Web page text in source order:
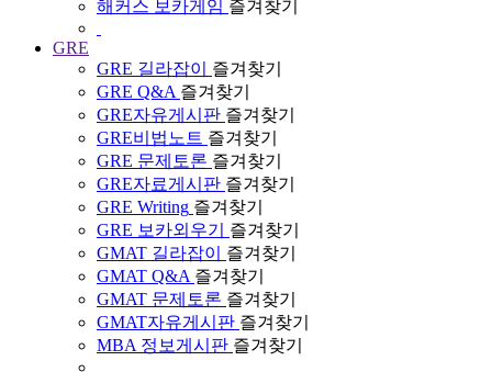
해커스 보카게임 즐겨찾기
GRE
GRE 길라잡이
즐겨찾기
GRE Q&A 즐겨찾기
GRE자유게시판 즐겨찾기
GRE비법노트 즐겨찾기
GRE 문제토론 즐겨찾기
GRE자료게시판 즐겨찾기
GRE Writing 즐겨찾기
GRE 보카외우기
즐겨찾기
GMAT 길라잡이
즐겨찾기
GMAT Q&A 즐겨찾기
GMAT 문제토론 즐겨찾기
GMAT자유게시판 즐겨찾기
MBA 정보게시판 즐겨찾기